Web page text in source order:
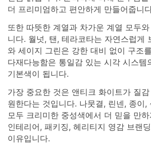
더 프리미엄하고 편안하게 만들어줍니
또한 따뜻한 계열과 차가운 계열 모두
니다. 월넛, 탠, 테라코타는 자연스럽게
와 세이지 그린은 강한 대비 없이 구조
다재다능함은 통일감 있는 시각 시스템
기본색이 됩니다.
가장 중요한 것은 앤티크 화이트가 질
원한다는 것입니다. 나뭇결, 린넨, 종이,
모두 크리미한 중성색에서 더 믿을 만
인테리어, 패키징, 헤리티지 영감 브랜
이유입니다.